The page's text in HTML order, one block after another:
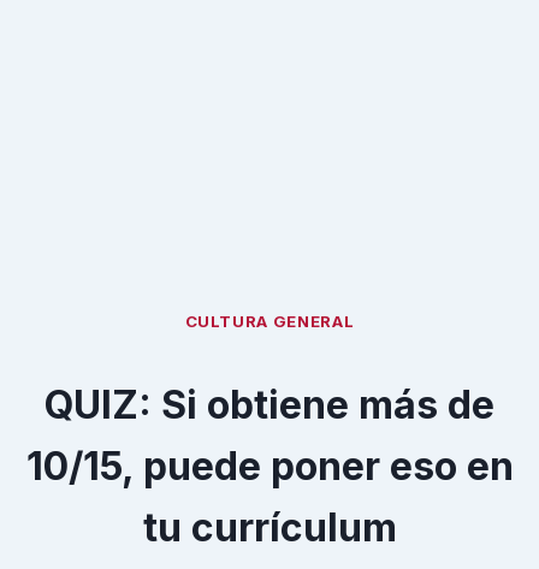
CULTURA GENERAL
QUIZ: Si obtiene más de
10/15, puede poner eso en
tu currículum